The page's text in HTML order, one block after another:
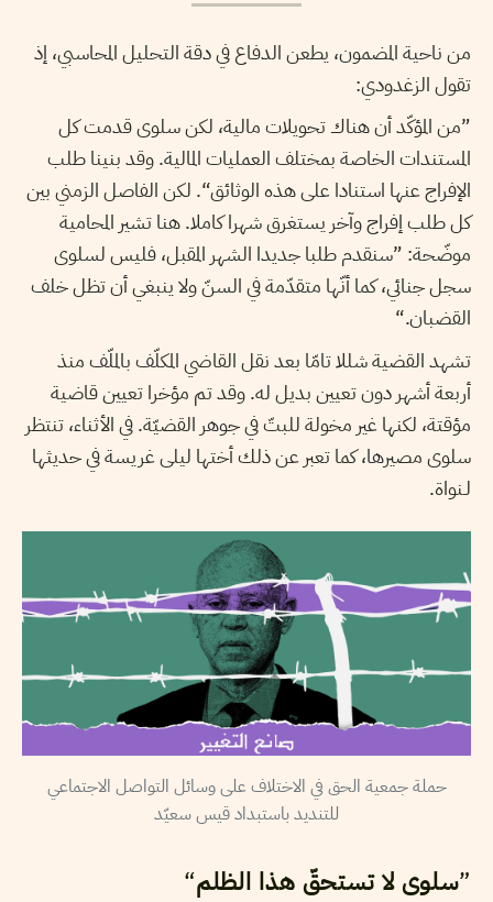
من ناحية المضمون، يطعن الدفاع في دقة التحليل المحاسبي، إذ
تقول الزغدودي:
”من المؤكّد أن هناك تحويلات مالية، لكن سلوى قدمت كل
المستندات الخاصة بمختلف العمليات المالية. وقد بنينا طلب
الإفراج عنها استنادا على هذه الوثائق“. لكن الفاصل الزمني بين
كل طلب إفراج وآخر يستغرق شهرا كاملا. هنا تشير المحامية
موضّحة: ”سنقدم طلبا جديدا الشهر المقبل، فليس لسلوى
سجل جنائي، كما أنّها متقدّمة في السنّ ولا ينبغي أن تظل خلف
القضبان.“
تشهد القضية شللا تامّا بعد نقل القاضي المكلّف بالملّف منذ
أربعة أشهر دون تعيين بديل له. وقد تم مؤخرا تعيين قاضية
مؤقتة، لكنها غير مخولة للبتّ في جوهر القضيّة. في الأثناء، تنتظر
سلوى مصيرها، كما تعبر عن ذلك أختها ليلى غريسة في حديثها
لـنواة.
حملة جمعية الحق في الاختلاف على وسائل التواصل الاجتماعي
للتنديد باستبداد قيس سعيّد
”سلوى لا تستحقّ هذا الظلم“